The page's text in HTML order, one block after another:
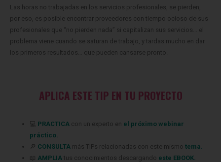
Las horas no trabajadas en los servicios profesionales, se pierden,
por eso, es posible encontrar proveedores con tiempo ocioso de sus
profesionales que “no pierden nada” si capitalizan sus servicios… el
problema viene cuando se saturan de trabajo, y tardas mucho en dar
los primeros resultados… que pueden cansarse pronto.
APLICA ESTE TIP EN TU PROYECTO
💻 PRACTICA con un experto en el próximo webinar
práctico.
🔎 CONSULTA más TIPs relacionadas con este mismo tema.
AMPLIA tus conocimientos descargando este EBOOK.